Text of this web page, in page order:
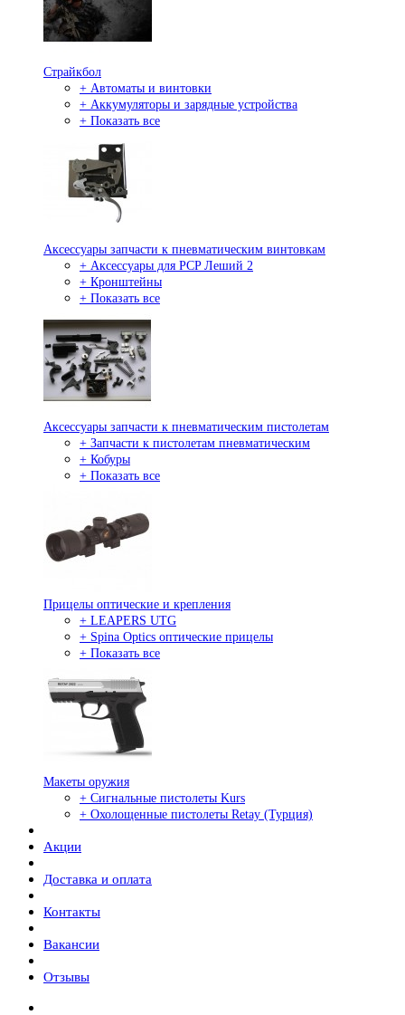
Страйкбол
+ Автоматы и винтовки
+ Аккумуляторы и зарядные устройства
+ Показать все
Аксессуары запчасти к пневматическим винтовкам
+ Аксессуары для PCP Леший 2
+ Кронштейны
+ Показать все
Аксессуары запчасти к пневматическим пистолетам
+ Запчасти к пистолетам пневматическим
+ Кобуры
+ Показать все
Прицелы оптические и крепления
+ LEAPERS UTG
+ Spina Optics оптические прицелы
+ Показать все
Макеты оружия
+ Сигнальные пистолеты Kurs
+ Охолощенные пистолеты Retay (Турция)
Акции
Доставка и оплата
Контакты
Вакансии
Отзывы